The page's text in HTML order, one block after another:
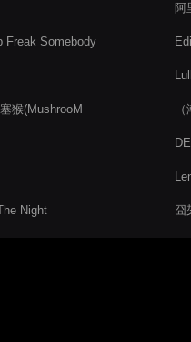
Freak Somebody
猴(MushrooM
Night
阿
囧